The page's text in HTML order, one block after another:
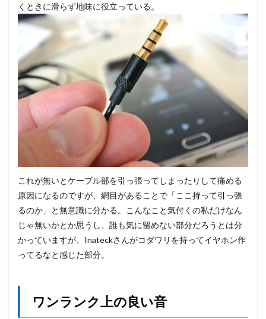
くときに滑らず地味に役立っている。
これが無いとケーブル部を引っ張ってしまったりして痛める
原因になるのですが、網目があることで「ここ持って引っ張
るのか」と無意識に分かる。こんなこと気付くの私だけなん
じゃ無いかとか思うし、誰も気に留めない部分だろうとは分
かっていますが、Inateckさんがコダワリを持ってイヤホン作
ってるなと感じた部分。
ワンランク上の良い音